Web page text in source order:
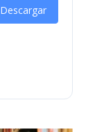
Descargar